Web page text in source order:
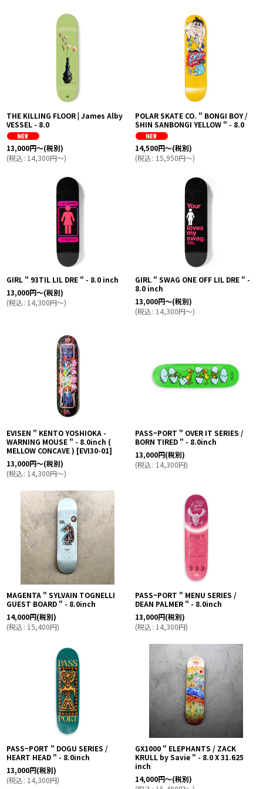
THE KILLING FLOOR | James Alby
VESSEL - 8.0
13,000円～(税別)
(税込: 14,300円～)
POLAR SKATE CO. " BONGI BOY /
SHIN SANBONGI YELLOW " - 8.0
14,500円～(税別)
(税込: 15,950円～)
GIRL " 93TIL LIL DRE " - 8.0 inch
13,000円～(税別)
(税込: 14,300円～)
GIRL " SWAG ONE OFF LIL DRE " -
8.0 inch
13,000円～(税別)
(税込: 14,300円～)
EVISEN " KENTO YOSHIOKA -
WARNING MOUSE " - 8.0inch (
MELLOW CONCAVE ) [EVI30-01]
13,000円～(税別)
(税込: 14,300円～)
PASS~PORT " OVER IT SERIES /
BORN TIRED " - 8.0inch
13,000円(税別)
(税込: 14,300円)
MAGENTA " SYLVAIN TOGNELLI
GUEST BOARD " - 8.0inch
14,000円(税別)
(税込: 15,400円)
PASS~PORT " MENU SERIES /
DEAN PALMER " - 8.0inch
13,000円(税別)
(税込: 14,300円)
PASS~PORT " DOGU SERIES /
HEART HEAD " - 8.0inch
13,000円(税別)
(税込: 14,300円)
GX1000 " ELEPHANTS / ZACK
KRULL by Savie " - 8.0 X 31.625
inch
14,000円～(税別)